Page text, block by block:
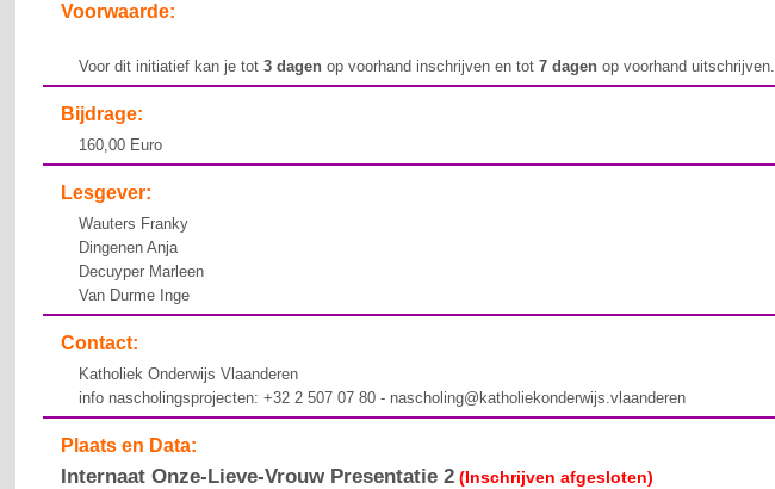
Voorwaarde:
Voor dit initiatief kan je tot3 dagen op voorhand inschrijven en tot7 dagenop voorhand uitschrijven.
Bijdrage:
160,00 Euro
Lesgever:
Wauters Franky
Dingenen Anja
Decuyper Marleen
Van Durme Inge
Contact:
Katholiek Onderwijs Vlaanderen
info nascholingsprojecten: +32 2 507 07 80 - nascholing@katholiekonderwijs.vlaanderen
Plaats en Data:
Internaat Onze-Lieve-Vrouw Presentatie 2 (Inschrijven afgesloten)